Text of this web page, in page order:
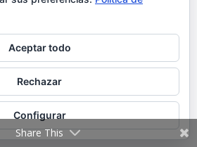
Share This
Aceptar todo
Rechazar
Configurar